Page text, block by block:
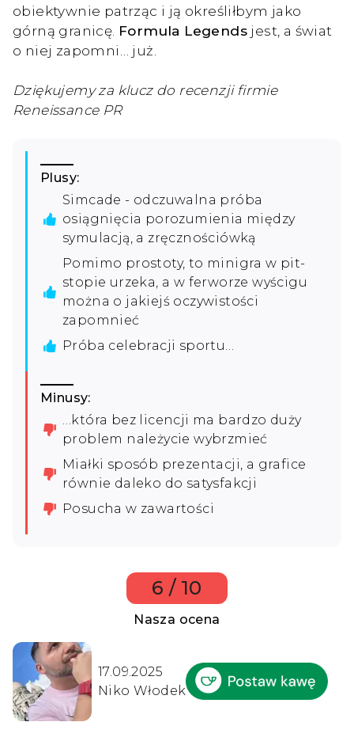
obiektywnie patrząc i ją określiłbym jako
górną granicę. Formula Legends jest, a świat
o niej zapomni… już.
Dziękujemy za klucz do recenzji firmie
Reneissance PR
Plusy:
Simcade - odczuwalna próba
osiągnięcia porozumienia między
symulacją, a zręcznościówką
Pomimo prostoty, to minigra w pit-
stopie urzeka, a w ferworze wyścigu
można o jakiejś oczywistości
zapomnieć
Próba celebracji sportu…
Minusy:
…która bez licencji ma bardzo duży
problem należycie wybrzmieć
Miałki sposób prezentacji, a grafice
równie daleko do satysfakcji
Posucha w zawartości
6 / 10
Nasza ocena
17.09.2025
Niko Włodek